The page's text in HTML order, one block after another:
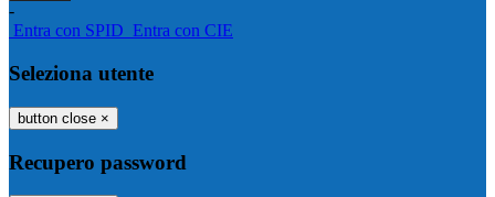
-
Entra con SPID Entra con CIE
Seleziona utente
button close ×
Recupero password